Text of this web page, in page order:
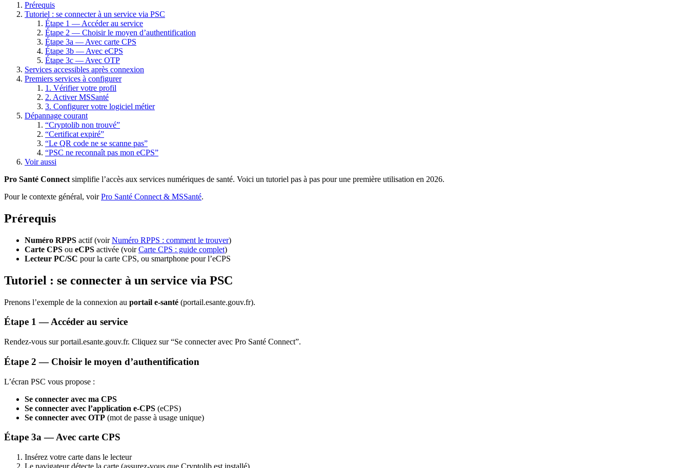
Prérequis
Tutoriel : se connecter à un service via PSC
Étape 1 — Accéder au service
Étape 2 — Choisir le moyen d’authentification
Étape 3a — Avec carte CPS
Étape 3b — Avec eCPS
Étape 3c — Avec OTP
Services accessibles après connexion
Premiers services à configurer
1. Vérifier votre profil
2. Activer MSSanté
3. Configurer votre logiciel métier
Dépannage courant
“Cryptolib non trouvé”
“Certificat expiré”
“Le QR code ne se scanne pas”
“PSC ne reconnaît pas mon eCPS”
Voir aussi
Pro Santé Connect simplifie l’accès aux services numériques de santé. Voici un tutoriel pas à pas pour une première utilisation en 2026.
Pour le contexte général, voirPro Santé Connect & MSSanté.
Prérequis
Numéro RPPS actif (voirNuméro RPPS : comment le trouver)
Carte CPS ou eCPS activée (voirCarte CPS : guide complet)
Lecteur PC/SC pour la carte CPS, ou smartphone pour l’eCPS
Tutoriel : se connecter à un service via PSC
Prenons l’exemple de la connexion au portail e-santé (portail.esante.gouv.fr).
Étape 1 — Accéder au service
Rendez-vous sur portail.esante.gouv.fr. Cliquez sur “Se connecter avec Pro Santé Connect”.
Étape 2 — Choisir le moyen d’authentification
L’écran PSC vous propose :
Se connecter avec ma CPS
Se connecter avec l’application e-CPS (eCPS)
Se connecter avec OTP (mot de passe à usage unique)
Étape 3a — Avec carte CPS
Insérez votre carte dans le lecteur
Le navigateur détecte la carte (assurez-vous que Cryptolib est installé)